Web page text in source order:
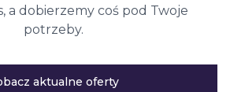
a dobierzemy coś pod Twoje
potrzeby.
aktualne oferty